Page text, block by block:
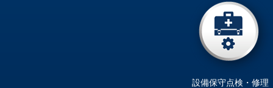
設備保守点検・修理